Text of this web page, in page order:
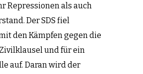
Repressionen als auch
Der SDS fiel
den Kämpfen gegen die
und für ein
auf. Daran wird der